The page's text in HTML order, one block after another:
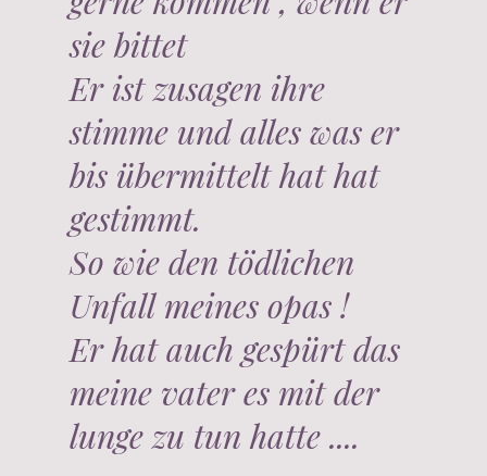
sie bittet
Er ist zusagen ihre
stimme und alles was er
bis übermittelt hat hat
gestimmt.
So wie den tödlichen
Unfall meines opas !
Er hat auch gespürt das
meine vater es mit der
lunge zu tun hatte ....